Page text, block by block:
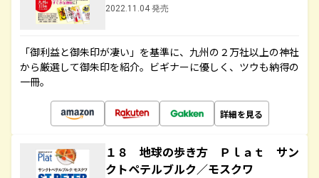
2022.11.04 発売
「御利益と御朱印が凄い」を基準に、九州の２万社以上の神社
から厳選して御朱印を紹介。ビギナーに優しく、ツウも納得の
一冊。
詳細を見る
１８ 地球の歩き方 Ｐｌａｔ サン
クトペテルブルク／モスクワ